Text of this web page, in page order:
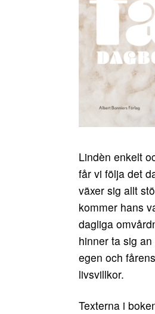
Lindèn enkelt
får vi följa det
växer sig allt
kommer hans
dagliga
hinner ta sig
egen och
livsvillkor.
Texterna i